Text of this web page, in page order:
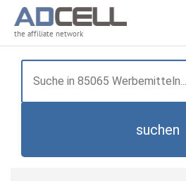
the affiliate network
suchen